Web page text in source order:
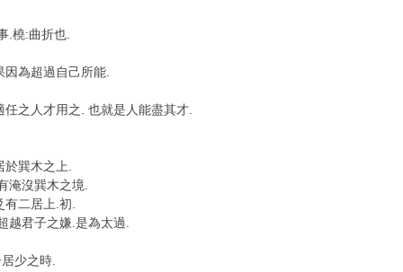
.橈:曲折也.
為超過自己所能.
之人才用之. 也就是人能盡其才.
巽木之上.
淹沒巽木之境.
二居上.初.
越君子之嫌.是為太過.
少之時.